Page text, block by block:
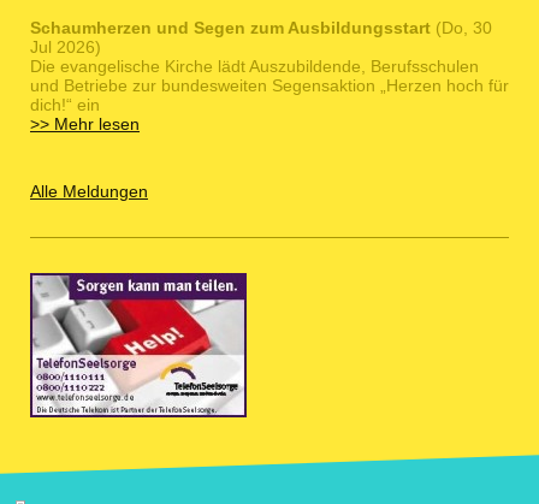
Schaumherzen und Segen zum Ausbildungsstart (Do, 30
Jul 2026)
Die evangelische Kirche lädt Auszubildende, Berufsschulen
und Betriebe zur bundesweiten Segensaktion „Herzen hoch für
dich!“ ein
>> Mehr lesen
Alle Meldungen